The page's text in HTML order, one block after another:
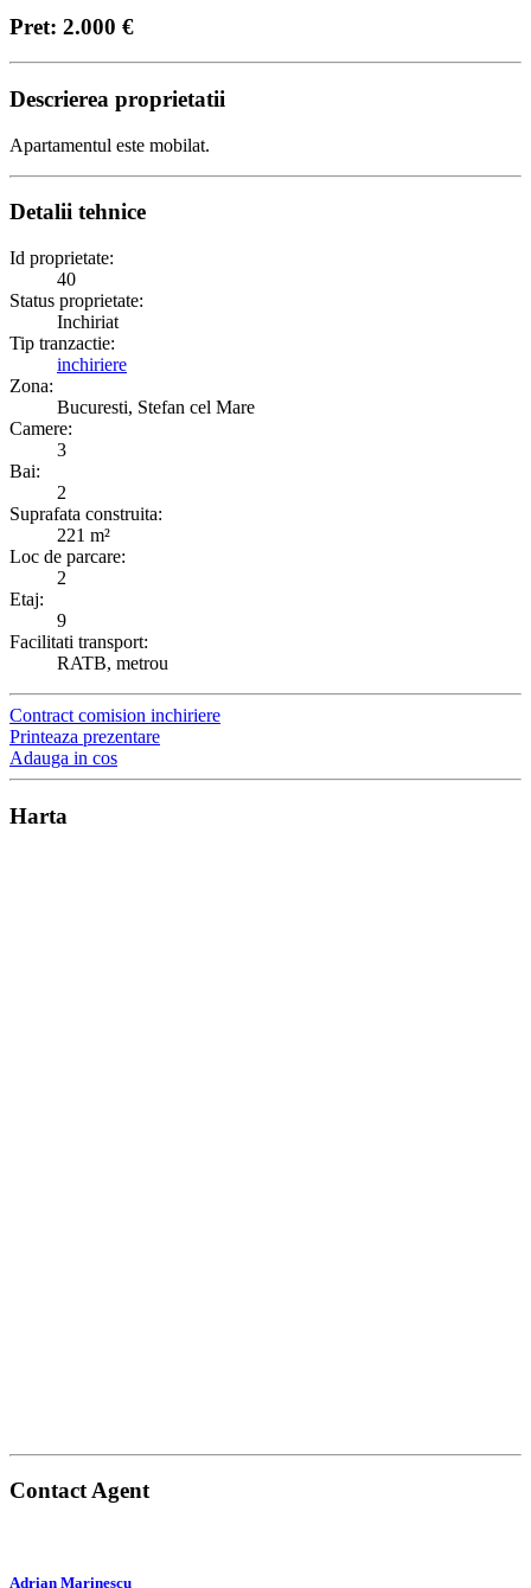
Pret: 2.000 €
Descrierea proprietatii
Apartamentul este mobilat.
Detalii tehnice
Id proprietate:
40
Status proprietate:
Inchiriat
Tip tranzactie:
inchiriere
Zona:
Bucuresti, Stefan cel Mare
Camere:
3
Bai:
2
Suprafata construita:
221 m²
Loc de parcare:
2
Etaj:
9
Facilitati transport:
RATB, metrou
Contract comision inchiriere
Printeaza prezentare
Adauga in cos
Harta
Contact Agent
Adrian Marinescu